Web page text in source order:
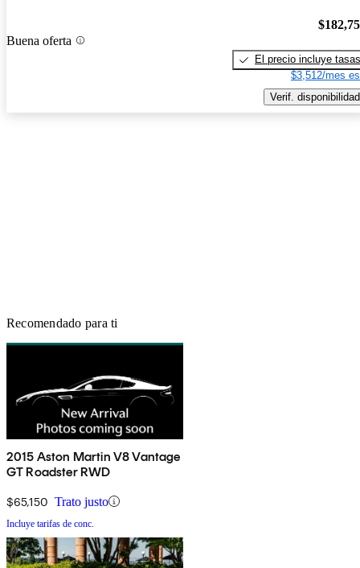
Buena oferta
El precio incluye tasas
$3,512/mes
Verif. disponibilidad
Recomendado para ti
2015 Aston Martin V8 Vantage
GT Roadster RWD
$65,150 Trato justo
Incluye tarifas de conc.